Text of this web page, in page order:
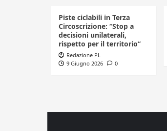
Piste ciclabili in Terza
Circoscrizione: “Stop a
decisioni unilaterali,
rispetto per il territorio”
Redazione PL
9 Giugno 2026
0